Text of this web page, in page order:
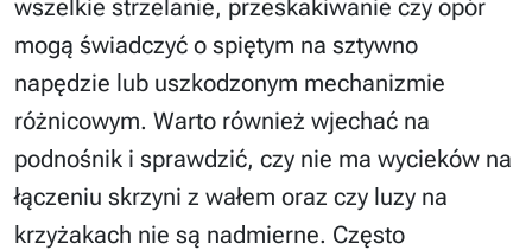
wszelkie strzelanie, przeskakiwanie czy opór
mogą świadczyć o spiętym na sztywno
napędzie lub uszkodzonym mechanizmie
różnicowym. Warto również wjechać na
podnośnik i sprawdzić, czy nie ma wycieków na
łączeniu skrzyni z wałem oraz czy luzy na
krzyżakach nie są nadmierne. Często